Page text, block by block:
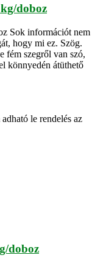
doboz
Sok információt nem
hogy mi ez. Szög.
fém szegről van szó,
könnyedén átüthető
le rendelés az
doboz